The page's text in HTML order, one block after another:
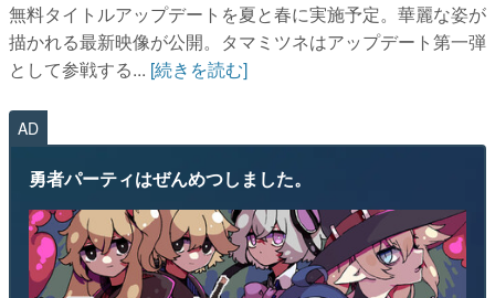
無料タイトルアップデートを夏と春に実施予定。華麗な姿が
描かれる最新映像が公開。タマミツネはアップデート第一弾
として参戦する... [続きを読む]
AD
勇者パーティはぜんめつしました。